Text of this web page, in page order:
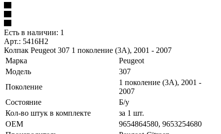
Есть в наличии: 1
Арт.: 5416H2
Колпак Peugeot 307 1 поколение (3A), 2001 - 2007
Марка
Peugeot
Модель
307
Поколение
1 поколение (3A), 2001 -
2007
Состояние
Б/у
Кол-во штук в комплекте
за 1 шт.
OEM
9654864580, 9653254680